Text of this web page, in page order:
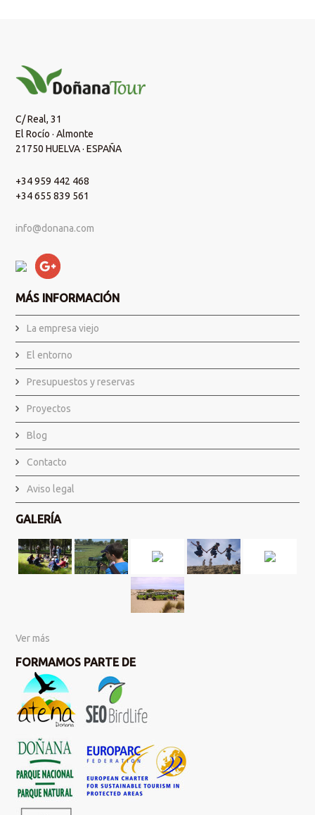
C/ Real, 31
El Rocío · Almonte
21750 HUELVA · ESPAÑA
+34 959 442 468
+34 655 839 561
info@donana.com
MÁS INFORMACIÓN
La empresa viejo
El entorno
Presupuestos y reservas
Proyectos
Blog
Contacto
Aviso legal
GALERÍA
Ver más
FORMAMOS PARTE DE